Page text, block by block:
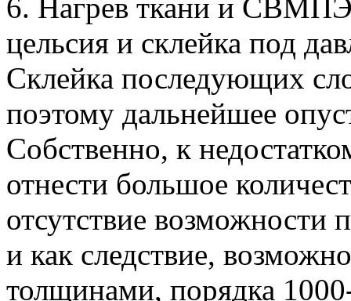
6. Нагрев ткани и СВМПЭ
цельсия и склейка под
Склейка последующих
поэтому дальнейшее
Собственно, к
отнести большое
отсутствие
и как следствие,
толщинами, порядка